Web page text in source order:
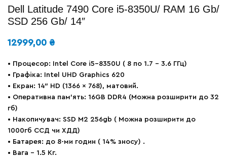
Dell Latitude 7490 Core i5-8350U/ RAM 16 Gb/
SSD 256 Gb/ 14″
12999,00 ₴
• Процесор: Intel Core i5-8350U ( 8 по 1.7 – 3.6 ГГц)
• Графіка: Іntel UHD Graphics 620
• Екран: 14″ HD (1366 x 768), матовий.
• Оперативна пам’ять: 16GB DDR4 (Можна розширити до 32
гб)
• Накопичувач: SSD M2 256gb ( Можна розширити до
1000гб ССД чи ХДД)
• Батарея: до 8-ми годин ( 14% зносу) .
• Вага – 1.5 Кг.